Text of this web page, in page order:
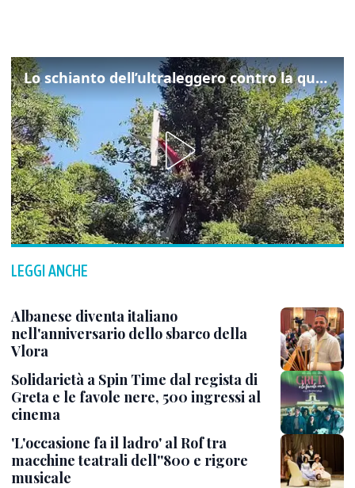
Lo schianto dell’ultraleggero contro la quercia: cosa è successo a Rivarotta
LEGGI ANCHE
Albanese diventa italiano
nell'anniversario dello sbarco della
Vlora
Solidarietà a Spin Time dal regista di
Greta e le favole nere, 500 ingressi al
cinema
'L'occasione fa il ladro' al Rof tra
macchine teatrali dell''800 e rigore
musicale